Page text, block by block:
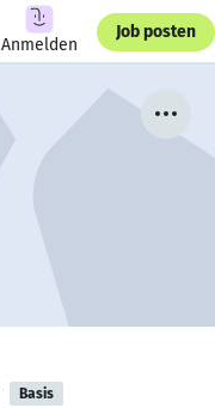
Anmelden
Job posten
Basis